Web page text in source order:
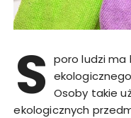
S poro ludzi ma
Osoby takie
ekologicznych